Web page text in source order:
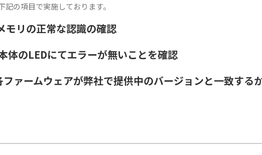
の項目で実施しております。
モリの正常な認識の確認
体のLEDにてエラーが無いことを確認
ァームウェアが弊社で提供中のバージョンと一致する